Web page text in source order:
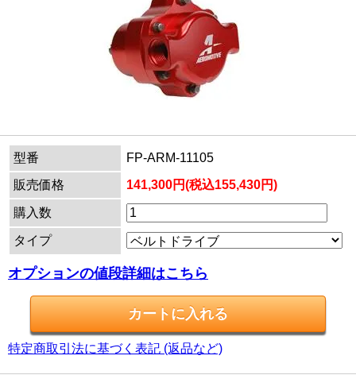
型番
FP-ARM-11105
販売価格
141,300円(税込155,430円)
購入数
タイプ
オプションの値段詳細はこちら
特定商取引法に基づく表記 (返品など)